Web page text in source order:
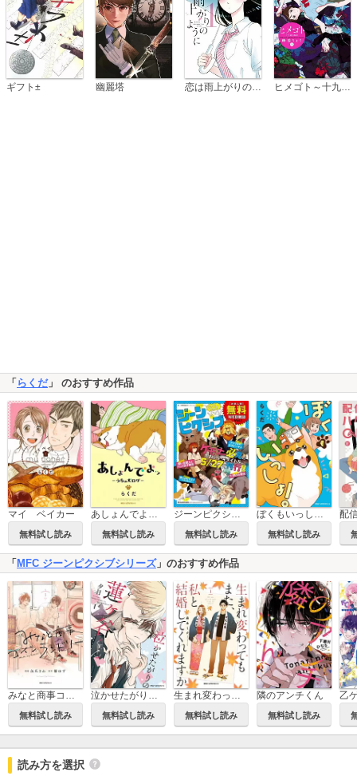
ギフト± 幽麗塔 ヒメゴト～十九歳の制服～
「らくだ」 のおすすめ作品
マイ ベイカー
無料試し読み
あしょんでよッ ～うちの犬ログ～
無料試し読み
ジーンピクシブ 【お試し版】無料WEB雑誌
無料試し読み
ぼくもいっしょ！
無料試し読み
「 MFC ジーンピクシブシリーズ」のおすすめ作品
みなと商事コインランドリー
無料試し読み
泣かせたがりの蓮ヶ谷くん
無料試し読み
生まれ変わってもまた、私と結婚してくれますか
無料試し読み
隣のアンチくん
無料試し読み
読み方を選択